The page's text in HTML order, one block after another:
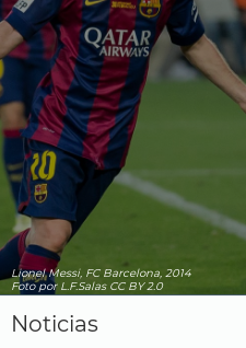
Lionel Messi, FC Barcelona, 2014
Fotopor L.F.Salas CC BY 2.0
Noticias